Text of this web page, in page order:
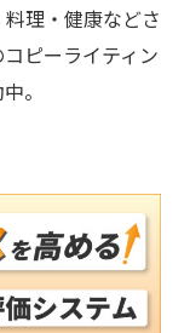
理・健康などさ
ピーライティン
。